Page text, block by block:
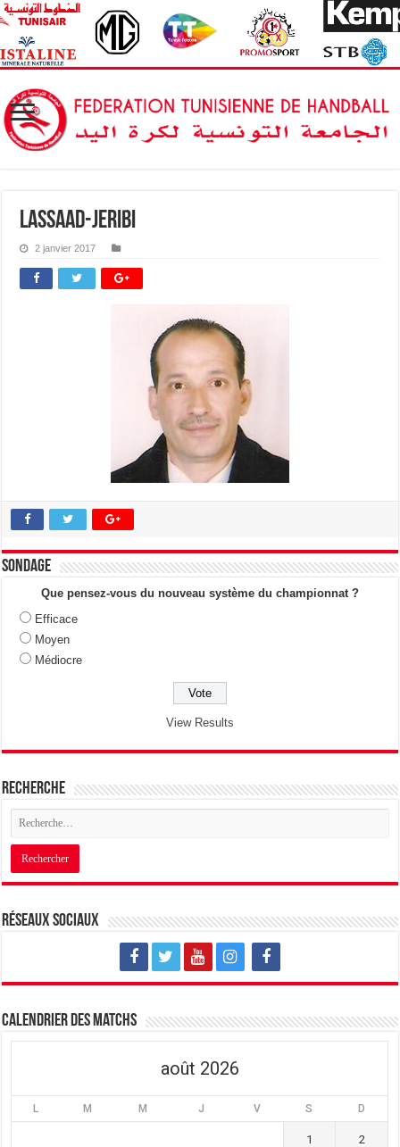
lassaad-jeribi
2 janvier 2017
Sondage
Que pensez-vous du nouveau système du championnat ?
Efficace
Moyen
Médiocre
View Results
Recherche
Réseaux sociaux
Calendrier des matchs
août 2026
L M M J V S D
1 2